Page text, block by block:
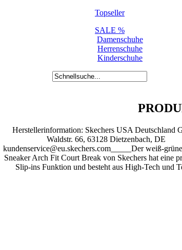
Topseller
SALE %
Damenschuhe
Herrenschuhe
Kinderschuhe
Herstellerinformation: Skechers USA Deutschland
Waldstr. 66, 63128 Dietzenbach, DE
kundenservice@eu.skechers.com_____Der weiß-
Sneaker Arch Fit Court Break von Skechers hat eine
Slip-ins Funktion und besteht aus High-Tech und